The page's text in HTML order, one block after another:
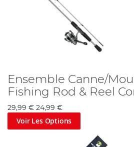
Ensemble Canne/
Fishing Rod & Reel
29,99 € 24,99 €
Voir Les Options